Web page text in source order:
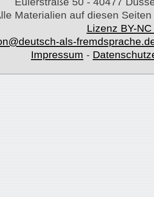
Materialien auf diesen
Lizenz BY-
als-
Impressum -